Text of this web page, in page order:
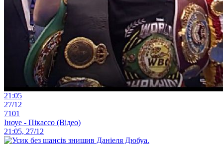
21:05
27/12
7101
Іноуе - Пікассо (Відео)
21:05, 27/12